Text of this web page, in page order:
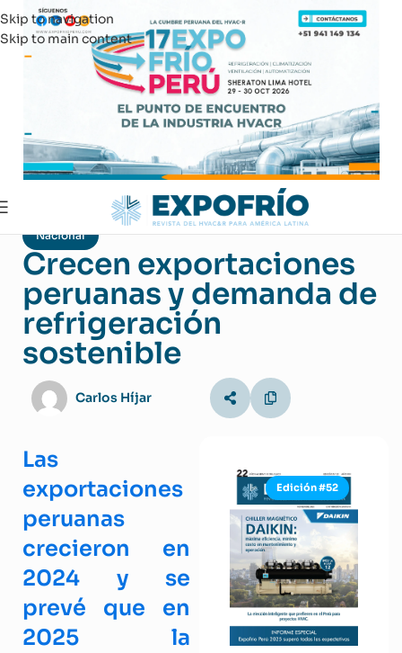
Skip to navigation
Skip to main content
Nacional
Crecen exportaciones
peruanas y demanda de
refrigeración
sostenible
Carlos Híjar
Las
exportaciones
peruanas
crecieron en
2024 y se
prevé que en
2025 la
Edición #52